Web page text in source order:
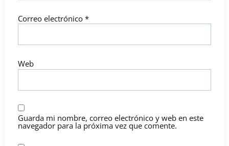
Correo electrónico *
Web
Guarda mi nombre, correo electrónico y web en este
navegador para la próxima vez que comente.